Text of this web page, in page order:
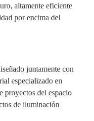
altamente eficiente
por encima del
juntamente con
especializado en
proyectos del espacio
de iluminación